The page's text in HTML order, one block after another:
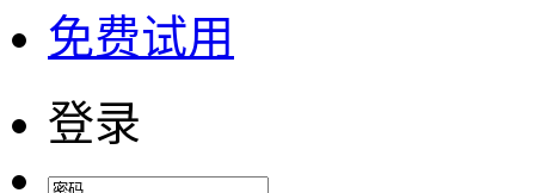
免费试用
登录